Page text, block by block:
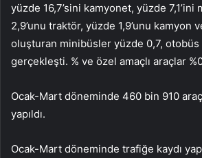
yüzde 16,7’sini kamyonet, yüzde
2,9’unu traktör, yüzde 1,9’unu kamyon
oluşturan minibüsler yüzde 0,7,
gerçekleşti. % ve özel amaçlı araçlar
Ocak-Mart döneminde 460 bin 910
yapıldı.
Ocak-Mart döneminde trafiğe kaydı